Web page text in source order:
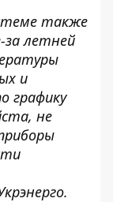
также
за летней
и
графику
не